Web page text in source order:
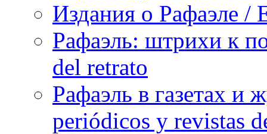
Издания о Рафаэле /
Рафаэль: штрихи к
del retrato
Рафаэль в газетах и
periódicos y revistas